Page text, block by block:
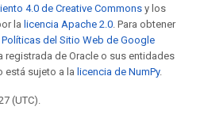
4.0 de Creative Commons y los
la licencia Apache 2.0. Para obtener
Políticas del Sitio Web de Google
registrada de Oracle o sus entidades
está sujeto a la licencia de NumPy.
(UTC).